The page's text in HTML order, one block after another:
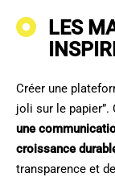
LES
Créer une
joli sur le papier”.
une
croissance
transparence et